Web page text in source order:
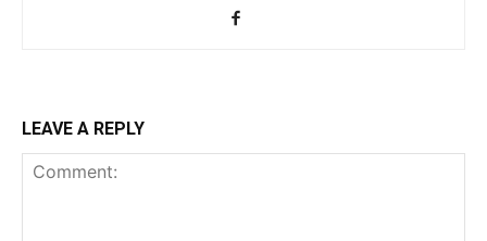
LEAVE A REPLY